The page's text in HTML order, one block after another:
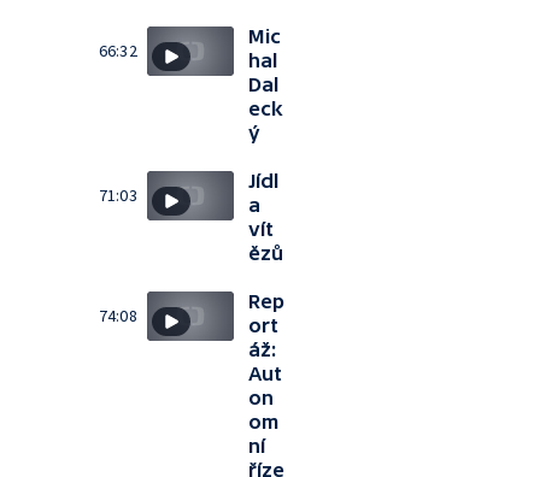
66:32
Mic
hal
Dal
eck
ý
71:03
Jídl
a
vít
ězů
74:08
Rep
ort
áž:
Aut
on
om
ní
říze